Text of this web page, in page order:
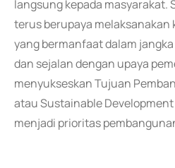
langsung kepada masyarakat.
terus berupaya melaksanakan
yang bermanfaat dalam
dan sejalan dengan upaya
menyukseskan Tujuan
atau Sustainable Development
menjadi prioritas